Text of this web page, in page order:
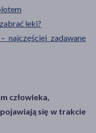
leki?
najczęściej zadawane
człowieka,
się w trakcie